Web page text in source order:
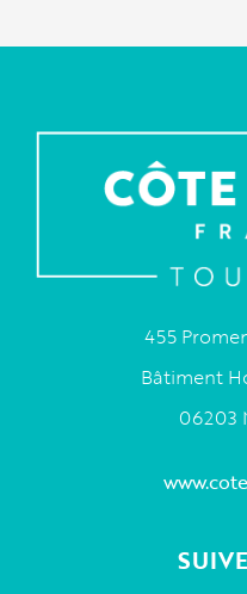
455
Bâtiment
06203